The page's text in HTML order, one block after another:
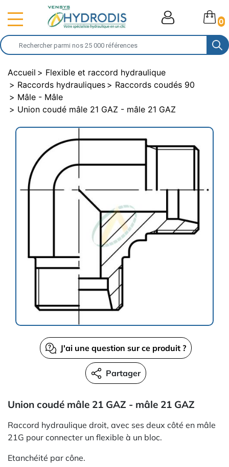
0
Accueil
Flexible et raccord hydraulique
Raccords hydrauliques
Raccords coudés 90
Mâle - Mâle
Union coudé mâle 21 GAZ - mâle 21 GAZ
J'ai une question sur ce produit ?
Partager
Union coudé mâle 21 GAZ - mâle 21 GAZ
Raccord hydraulique droit, avec ses deux côté en mâle
21G pour connecter un flexible à un bloc.
Etanchéité par cône.